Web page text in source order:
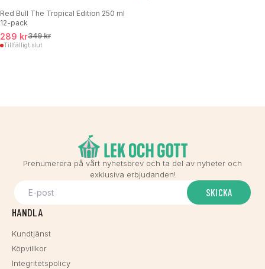
Red Bull The Tropical Edition 250 ml
12-pack
289 kr349 kr
Tillfälligt slut
Prenumerera på vårt nyhetsbrev och ta del av nyheter och
exklusiva erbjudanden!
SKICKA
HANDLA
Kundtjänst
Köpvillkor
Integritetspolicy